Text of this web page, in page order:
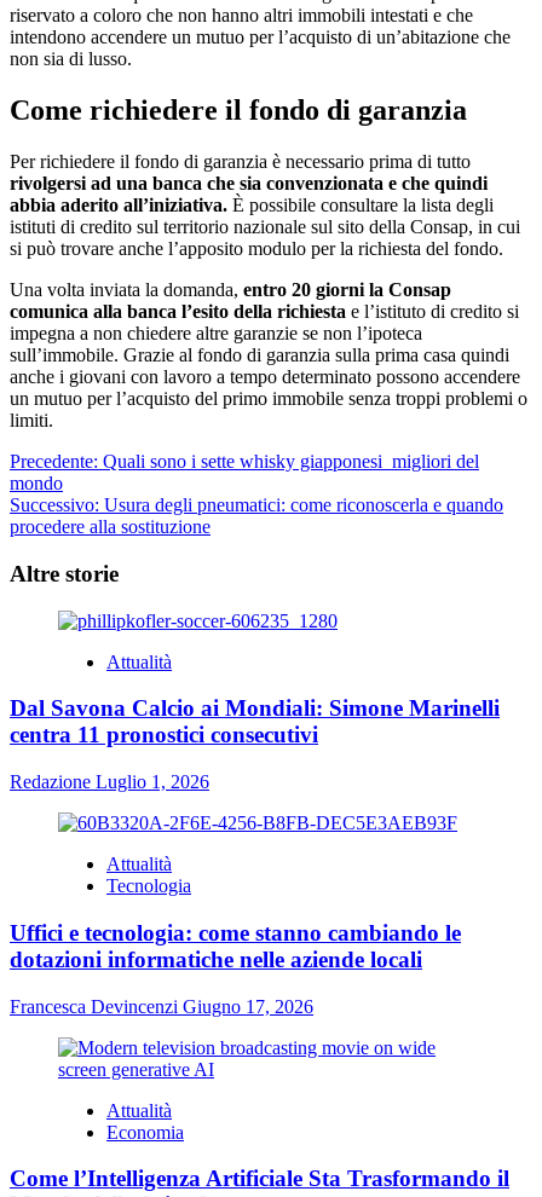
riservato a coloro che non hanno altri immobili intestati e che
intendono accendere un mutuo per l’acquisto di un’abitazione che
non sia di lusso.
Come richiedere il fondo di garanzia
Per richiedere il fondo di garanzia è necessario prima di tutto
rivolgersi ad una banca che sia convenzionata e che quindi
abbia aderito all’iniziativa. È possibile consultare la lista degli
istituti di credito sul territorio nazionale sul sito della Consap, in cui
si può trovare anche l’apposito modulo per la richiesta del fondo.
Una volta inviata la domanda, entro 20 giorni la Consap
comunica alla banca l’esito della richiesta e l’istituto di credito si
impegna a non chiedere altre garanzie se non l’ipoteca
sull’immobile. Grazie al fondo di garanzia sulla prima casa quindi
anche i giovani con lavoro a tempo determinato possono accendere
un mutuo per l’acquisto del primo immobile senza troppi problemi o
limiti.
Navigazione
articolo
Precedente: Quali sono i sette whisky giapponesi migliori del
mondo
Successivo: Usura degli pneumatici: come riconoscerla e quando
procedere alla sostituzione
Altre storie
Attualità
Dal Savona Calcio ai Mondiali: Simone Marinelli
centra 11 pronostici consecutivi
Redazione Luglio 1, 2026
Attualità
Tecnologia
Uffici e tecnologia: come stanno cambiando le
dotazioni informatiche nelle aziende locali
Francesca Devincenzi Giugno 17, 2026
Attualità
Economia
Come l’Intelligenza Artificiale Sta Trasformando il